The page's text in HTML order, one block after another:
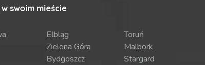
swoim mieście
Elbląg
Zielona Góra
Bydgoszcz
Toruń
Malbork
Stargard